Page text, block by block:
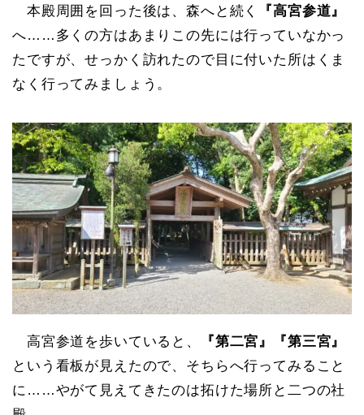
本殿周囲を回った後は、森へと続く
『高宮参道』
へ……多くの方はあまりこの先には行っていなかっ
たですが、せっかく訪れたので目に付いた所はくま
なく行ってみましょう。
高宮参道を歩いていると、
『第二宮』『第三宮』
という看板が見えたので、そちらへ行ってみること
に……やがて見えてきたのは拓けた場所と二つの社